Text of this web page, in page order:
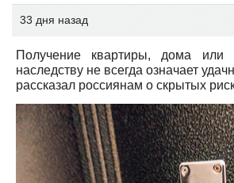
33 дня назад
Получение квартиры, дома или
наследству не всегда означает
рассказал россиянам о скрытых